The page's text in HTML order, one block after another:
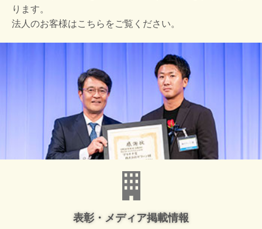
ります。
法人のお客様はこちらをご覧ください。
表彰・メディア掲載情報